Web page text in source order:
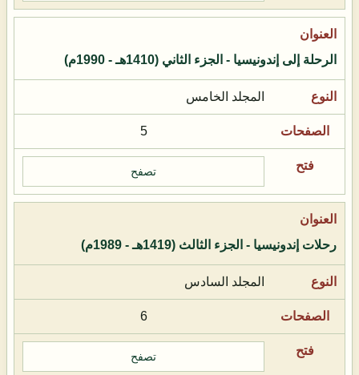
الرحلة إلى إندونيسيا - الجزء الثاني (1410هـ - 1990م)
المجلد الخامس
5
تصفح
رحلات إندونيسيا - الجزء الثالث (1419هـ - 1989م)
المجلد السادس
6
تصفح